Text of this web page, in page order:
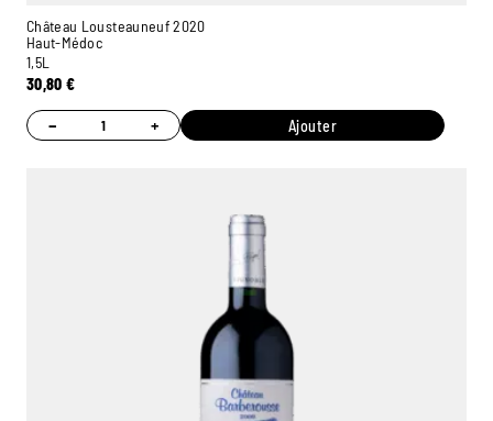
Château Lousteauneuf 2020
Haut-Médoc
1,5L
30,80€
− + Ajouter